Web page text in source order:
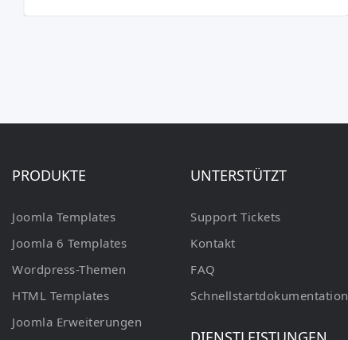
PRODUKTE
Joomla Templates
Joomla 6 Templates
Wordpress-Themen
HTML Templates
Joomla Erweiterungen
UNTERSTÜTZT
Support Tickets
Kontakt
FAQ
Schnellstartdokumentation